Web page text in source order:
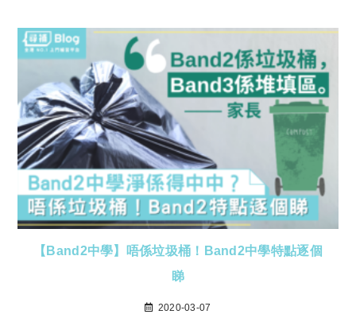
【Band2中學】唔係垃圾桶！Band2中學特點逐個
睇
2020-03-07